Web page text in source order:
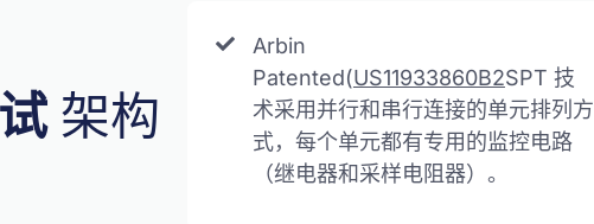
架构
Arbin
Patented(US11933860B2SPT 技
术采用并行和串行连接的单元排列方
式，每个单元都有专用的监控电路
（继电器和采样电阻器）。